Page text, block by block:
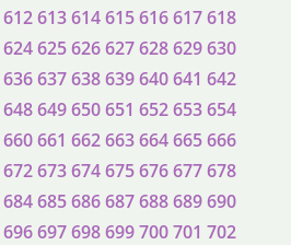
612613614615616617618
624625626627628629630
636637638639640641 642
648649650651 652653654
660661 662663664665666
672673674675676677678
684685686687688689690
696697698699700701 702